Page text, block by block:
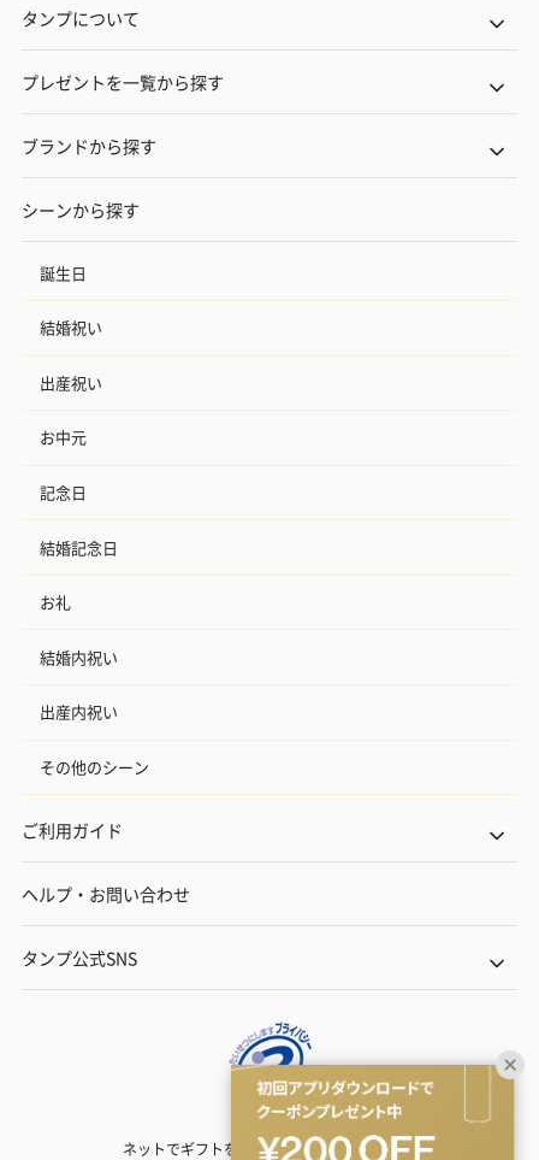
タンプについて
プレゼントを一覧から探す
ブランドから探す
シーンから探す
誕生日
結婚祝い
出産祝い
お中元
記念日
結婚記念日
お礼
結婚内祝い
出産内祝い
その他のシーン
ご利用ガイド
ヘルプ・お問い合わせ
タンプ公式SNS
ネットでギフトを贈るなら | TANP（タンプ）